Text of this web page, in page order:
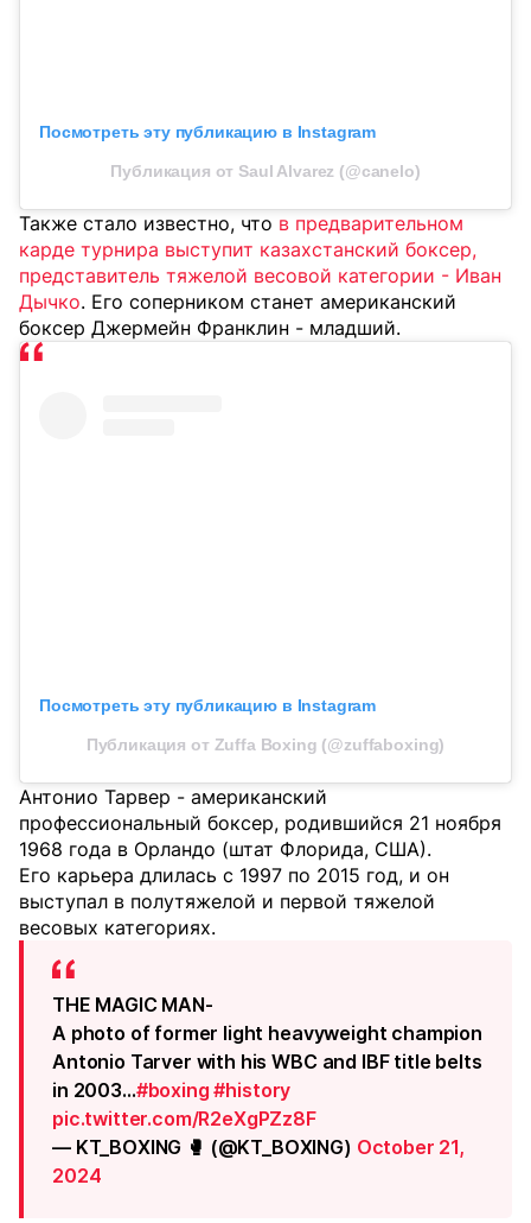
Посмотреть эту публикацию в Instagram
Публикация от Saul Alvarez (@canelo)
Также стало известно, что в предварительном
карде турнира выступит казахстанский боксер,
представитель тяжелой весовой категории - Иван
Дычко. Его соперником станет американский
боксер Джермейн Франклин - младший.
Посмотреть эту публикацию в Instagram
Публикация от Zuffa Boxing (@zuffaboxing)
Антонио Тарвер - американский
профессиональный боксер, родившийся 21 ноября
1968 года в Орландо (штат Флорида, США).
Его карьера длилась с 1997 по 2015 год, и он
выступал в полутяжелой и первой тяжелой
весовых категориях.
THE MAGIC MAN-
A photo of former light heavyweight champion
Antonio Tarver with his WBC and IBF title belts
in 2003…#boxing #history
pic.twitter.com/R2eXgPZz8F
— KT_BOXING 🥊 (@KT_BOXING) October 21,
2024